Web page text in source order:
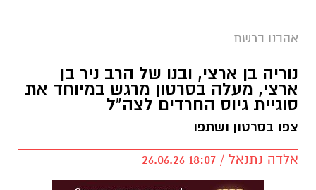
חדשותי? מצאתם טעות בכתבה? נשמח שתשתפו
אהבנו ברשת
נוריה בן ארצי, ובנו של הרב ניר בן
ארצי, מעלה בסרטון מרגש במיוחד את
סוגיית גיוס החרדים לצה"ל
צפו בסרטון ושתפו
אלדה נתנאל / 18:07 26.06.26